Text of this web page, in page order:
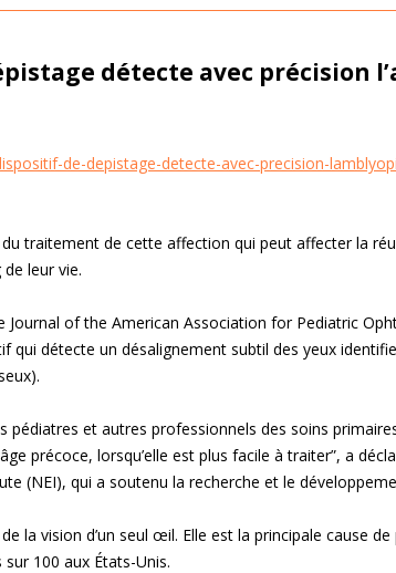
détecte avec précision
de-depistage-detecte-avec-precision-
traitement de cette affection qui peut affecter la
leur vie.
Journal of the American Association for Pediatric
qui détecte un désalignement subtil des yeux
pédiatres et autres professionnels des soins
précoce, lorsqu’elle est plus facile à traiter”, a
(NEI), qui a soutenu la recherche et le
la vision d’un seul œil. Elle est la principale cause
100 aux États-Unis.